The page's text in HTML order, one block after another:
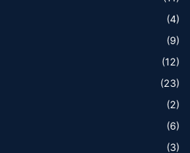
(4)
(9)
(12)
(23)
(2)
(6)
(3)